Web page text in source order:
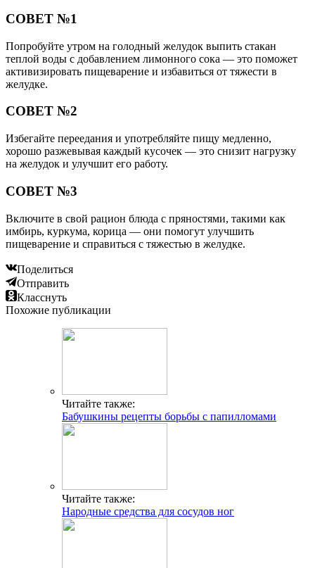
СОВЕТ №1
Попробуйте утром на голодный желудок выпить стакан
теплой воды с добавлением лимонного сока — это поможет
активизировать пищеварение и избавиться от тяжести в
желудке.
СОВЕТ №2
Избегайте переедания и употребляйте пищу медленно,
хорошо разжевывая каждый кусочек — это снизит нагрузку
на желудок и улучшит его работу.
СОВЕТ №3
Включите в свой рацион блюда с пряностями, такими как
имбирь, куркума, корица — они помогут улучшить
пищеварение и справиться с тяжестью в желудке.
Поделиться
Отправить
Класснуть
Похожие публикации
Читайте также:
Бабушкины рецепты борьбы с папилломами
Читайте также:
Народные средства для сосудов ног